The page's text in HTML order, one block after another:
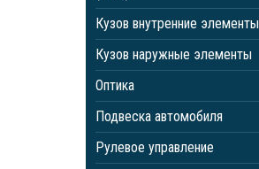
Кузов внутренние элементы
Кузов наружные элементы
Оптика
Подвеска автомобиля
Рулевое управление